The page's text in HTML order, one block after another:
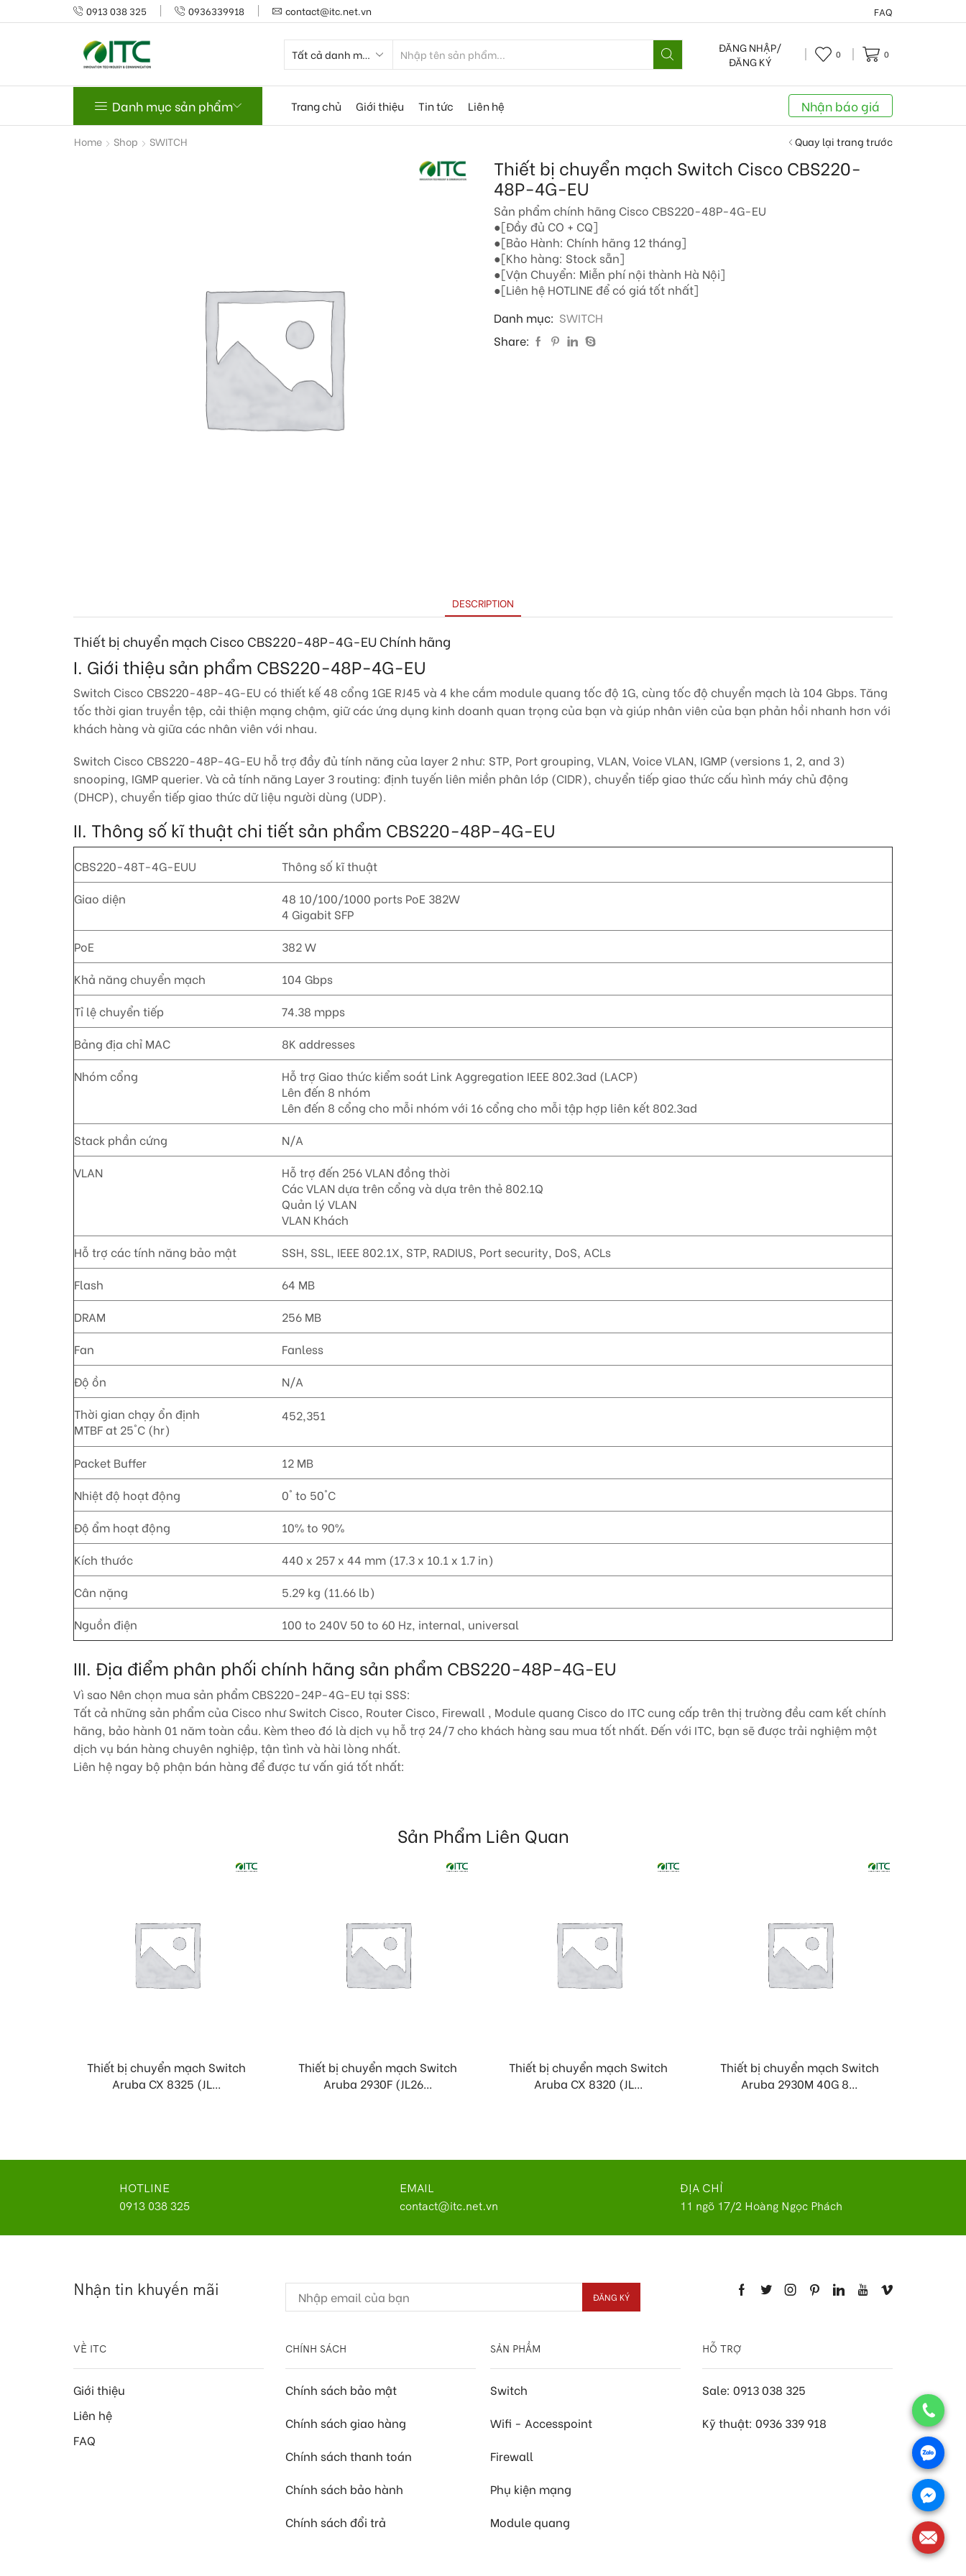
0913 038 325 0936339918 contact@itc.net.vn FAQ
ĐĂNG NHẬP/
ĐĂNG KÝ
0 0
Danh mục sản phẩm Trang chủ Giới thiệu Tin tức Liên hệ Nhận báo giá
Home Shop SWITCH Quay lại trang trước
Thiết bị chuyển mạch Switch Cisco CBS220-
48P-4G-EU
Sản phẩm chính hãng Cisco CBS220-48P-4G-EU
●[Đầy đủ CO + CQ]
●[Bảo Hành: Chính hãng 12 tháng]
●[Kho hàng: Stock sẵn]
●[Vận Chuyển: Miễn phí nội thành Hà Nội]
●[Liên hệ HOTLINE để có giá tốt nhất]
Danh mục: SWITCH
Share:
DESCRIPTION
Thiết bị chuyển mạch Cisco CBS220-48P-4G-EUChính hãng
I. Giới thiệu sản phẩm CBS220-48P-4G-EU
Switch Cisco CBS220-48P-4G-EU có thiết kế 48 cổng 1GE RJ45 và 4 khe cắm module quang tốc độ 1G, cùng tốc độ chuyển mạch là 104 Gbps. Tăng
tốc thời gian truyền tệp, cải thiện mạng chậm, giữ các ứng dụng kinh doanh quan trọng của bạn và giúp nhân viên của bạn phản hồi nhanh hơn với
khách hàng và giữa các nhân viên với nhau.
Switch Cisco CBS220-48P-4G-EU hỗ trợ đầy đủ tính năng của layer 2 như: STP, Port grouping, VLAN, Voice VLAN, IGMP (versions 1, 2, and 3)
snooping, IGMP querier. Và cả tính năng Layer 3 routing: định tuyến liên miền phân lớp (CIDR), chuyển tiếp giao thức cấu hình máy chủ động
(DHCP), chuyển tiếp giao thức dữ liệu người dùng (UDP).
II. Thông số kĩ thuật chi tiết sản phẩm CBS220-48P-4G-EU
CBS220-48T-4G-EUU
Thông số kĩ thuật
Giao diện
48 10/100/1000 ports PoE 382W
4 Gigabit SFP
PoE
382 W
Khả năng chuyển mạch
104 Gbps
Tỉ lệ chuyển tiếp
74.38 mpps
Bảng địa chỉ MAC
8K addresses
Nhóm cổng
Hỗ trợ Giao thức kiểm soát Link Aggregation IEEE 802.3ad (LACP)
Lên đến 8 nhóm
Lên đến 8 cổng cho mỗi nhóm với 16 cổng cho mỗi tập hợp liên kết 802.3ad
Stack phần cứng
N/A
VLAN
Hỗ trợ đến 256 VLAN đồng thời
Các VLAN dựa trên cổng và dựa trên thẻ 802.1Q
Quản lý VLAN
VLAN Khách
Hỗ trợ các tính năng bảo mật
SSH, SSL, IEEE 802.1X, STP, RADIUS, Port security, DoS, ACLs
Flash
64 MB
DRAM
256 MB
Fan
Fanless
Độ ồn
N/A
Thời gian chạy ổn định
MTBF at 25°C (hr)
452,351
Packet Buffer
12 MB
Nhiệt độ hoạt động
0° to 50°C
Độ ẩm hoạt động
10% to 90%
Kích thước
440 x 257 x 44 mm (17.3 x 10.1 x 1.7 in)
Cân nặng
5.29 kg (11.66 lb)
Nguồn điện
100 to 240V 50 to 60 Hz, internal, universal
III. Địa điểm phân phối chính hãng sản phẩm CBS220-48P-4G-EU
Vì sao Nên chọn mua sản phẩm CBS220-24P-4G-EU tại SSS:
Tất cả những sản phẩm của Cisco như Switch Cisco, Router Cisco, Firewall , Module quang Cisco do ITC cung cấp trên thị trường đều cam kết chính
hãng, bảo hành 01 năm toàn cầu. Kèm theo đó là dịch vụ hỗ trợ 24/7 cho khách hàng sau mua tốt nhất. Đến với ITC, bạn sẽ được trải nghiệm một
dịch vụ bán hàng chuyên nghiệp, tận tình và hài lòng nhất.
Liên hệ ngay bộ phận bán hàng để được tư vấn giá tốt nhất:
Sản Phẩm Liên Quan
Thiết bị chuyển mạch Switch
Aruba CX 8325 (JL...
Thiết bị chuyển mạch Switch
Aruba 2930F (JL26...
Thiết bị chuyển mạch Switch
Aruba CX 8320 (JL...
Thiết bị chuyển mạch Switch
Aruba 2930M 40G 8...
HOTLINE
0913 038 325
EMAIL
contact@itc.net.vn
ĐỊA CHỈ
11 ngõ 17/2 Hoàng Ngọc Phách
Nhận tin khuyến mãi
VỀ ITC
Giới thiệu
Liên hệ
FAQ
CHÍNH SÁCH
Chính sách bảo mật
Chính sách giao hàng
Chính sách thanh toán
Chính sách bảo hành
Chính sách đổi trả
SẢN PHẨM
Switch
Wifi - Accesspoint
Firewall
Phụ kiện mạng
Module quang
HỖ TRỢ
Sale: 0913 038 325
Kỹ thuật: 0936 339 918